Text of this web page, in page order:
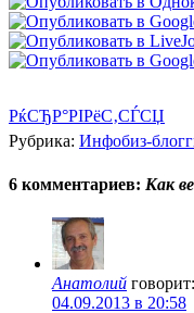
РќСЂР°РІРёС‚СЃСЏ
Рубрика: Инфобиз-
6 комментариев: Как
Анатолий говорит:
04.09.2013 в 20:58